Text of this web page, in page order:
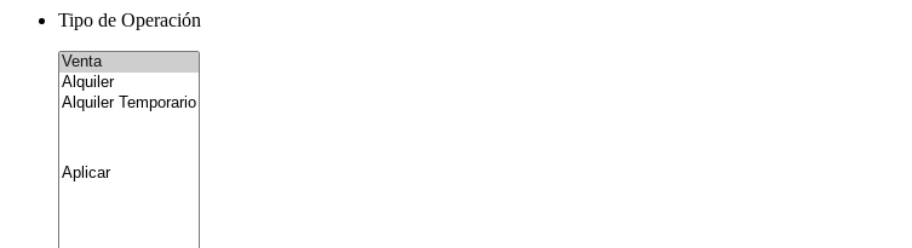
Tipo de Operación